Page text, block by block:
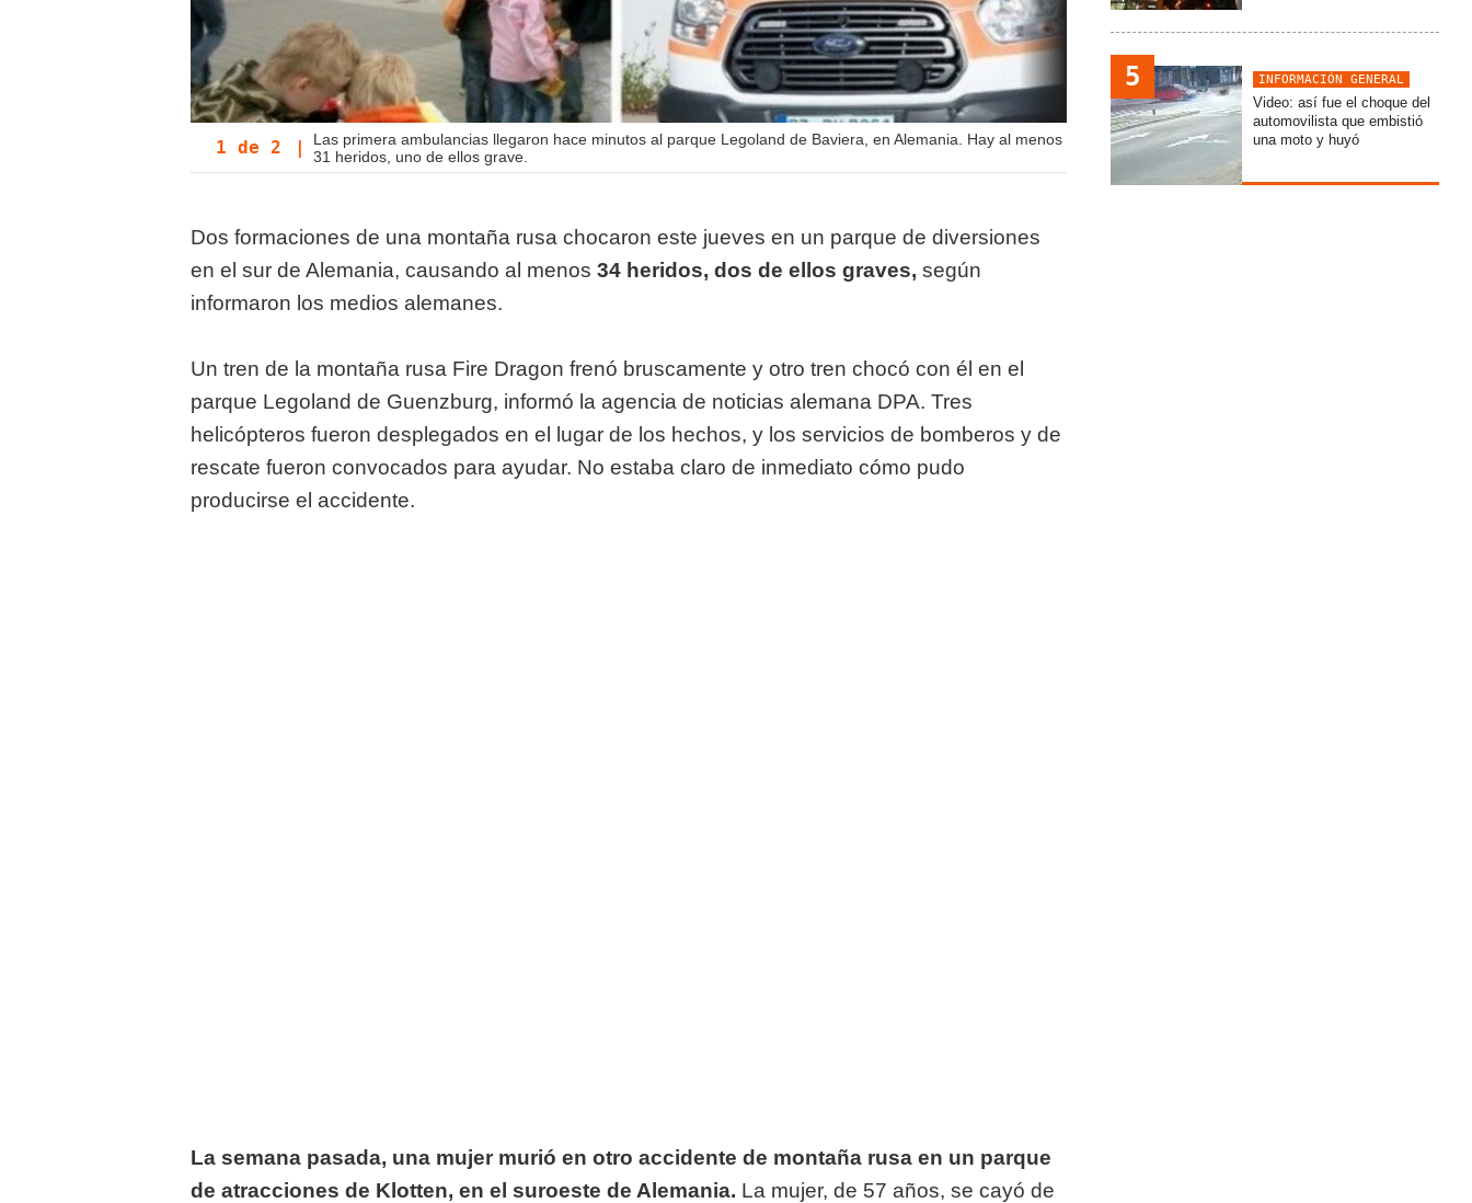
1 de 2 |
Las primera ambulancias llegaron hace minutos al parque Legoland de Baviera, en Alemania. Hay al menos
31 heridos, uno de ellos grave.
Dos formaciones de una montaña rusa chocaron este jueves en un parque de diversiones
en el sur de Alemania, causando al menos 34 heridos, dos de ellos graves, según
informaron los medios alemanes.
Un tren de la montaña rusa Fire Dragon frenó bruscamente y otro tren chocó con él en el
parque Legoland de Guenzburg, informó la agencia de noticias alemana DPA. Tres
helicópteros fueron desplegados en el lugar de los hechos, y los servicios de bomberos y de
rescate fueron convocados para ayudar. No estaba claro de inmediato cómo pudo
producirse el accidente.
La semana pasada, una mujer murió en otro accidente de montaña rusa en un parque
de atracciones de Klotten, en el suroeste de Alemania. La mujer, de 57 años, se cayó de
5 INFORMACIÓN GENERAL
Video: así fue el choque del
automovilista que embistió
una moto y huyó